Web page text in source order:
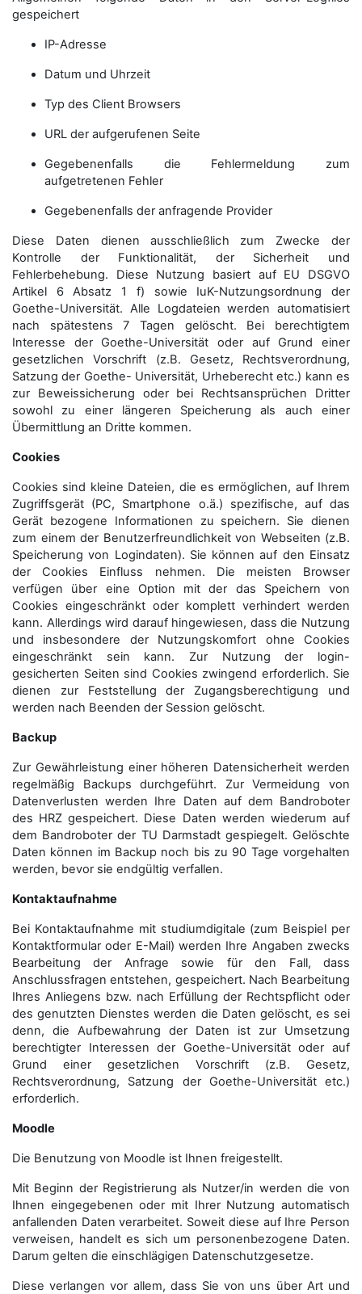
gespeichert
IP-Adresse
Datum und Uhrzeit
Typ des Client Browsers
URL der aufgerufenen Seite
Gegebenenfalls die Fehlermeldung zum
aufgetretenen Fehler
Gegebenenfalls der anfragende Provider
Diese Daten dienen ausschließlich zum Zwecke der
Kontrolle der Funktionalität, der Sicherheit und
Fehlerbehebung. Diese Nutzung basiert auf EU DSGVO
Artikel 6 Absatz 1 f) sowie IuK-Nutzungsordnung der
Goethe-Universität. Alle Logdateien werden auto­matisiert
nach spätestens 7 Tagen gelöscht. Bei berechtigtem
Interesse der Goethe-Universität oder auf Grund einer
gesetzlichen Vorschrift (z.B. Gesetz, Rechtsverordnung,
Satzung der Goethe- Universität, Urheberecht etc.) kann es
zur Beweissicherung oder bei Rechtsansprüchen Dritter
sowohl zu einer längeren Speicherung als auch einer
Übermittlung an Dritte kommen.
Cookies
Cookies sind kleine Dateien, die es ermöglichen, auf Ihrem
Zugriffsgerät (PC, Smartphone o.ä.) spezifische, auf das
Gerät bezogene Informationen zu speichern. Sie dienen
zum einem der Benutzerfreundlichkeit von Webseiten (z.B.
Speicherung von Logindaten). Sie können auf den Einsatz
der Cookies Einfluss nehmen. Die meisten Browser
verfügen über eine Option mit der das Speichern von
Cookies eingeschränkt oder komplett verhindert werden
kann. Allerdings wird darauf hingewiesen, dass die Nutzung
und insbesondere der Nutzungskomfort ohne Cookies
eingeschränkt sein kann. Zur Nutzung der login-
gesicherten Seiten sind Cookies zwingend erforderlich. Sie
dienen zur Feststellung der Zugangs­berechtigung und
werden nach Beenden der Session gelöscht.
Backup
Zur Gewährleistung einer höheren Datensicherheit werden
regelmäßig Backups durchgeführt. Zur Vermeidung von
Datenverlusten werden Ihre Daten auf dem Bandroboter
des HRZ gespeichert. Diese Daten werden wiederum auf
dem Bandroboter der TU Darmstadt gespiegelt. Gelöschte
Daten können im Backup noch bis zu 90 Tage vorgehalten
werden, bevor sie endgültig verfallen.
Kontaktaufnahme
Bei Kontaktaufnahme mit studiumdigitale (zum Beispiel per
Kontaktformular oder E-Mail) werden Ihre Angaben zwecks
Bearbeitung der Anfrage sowie für den Fall, dass
Anschluss­fragen entstehen, gespeichert. Nach Bearbeitung
Ihres Anliegens bzw. nach Erfüllung der Rechtspflicht oder
des genutzten Dienstes werden die Daten gelöscht, es sei
denn, die Aufbewahrung der Daten ist zur Umsetzung
berechtigter Interessen der Goethe-Universität oder auf
Grund einer gesetzlichen Vorschrift (z.B. Gesetz,
Rechtsverordnung, Satzung der Goethe-Universität etc.)
erforderlich.
Moodle
Die Benutzung von Moodle ist Ihnen freigestellt.
Mit Beginn der Registrierung als Nutzer/in werden die von
Ihnen eingegebenen oder mit Ihrer Nutzung automatisch
anfallenden Daten verarbeitet. Soweit diese auf Ihre Person
verweisen, handelt es sich um personenbezogene Daten.
Darum gelten die einschlägigen Datenschutzgesetze.
Diese verlangen vor allem, dass Sie von uns über Art und